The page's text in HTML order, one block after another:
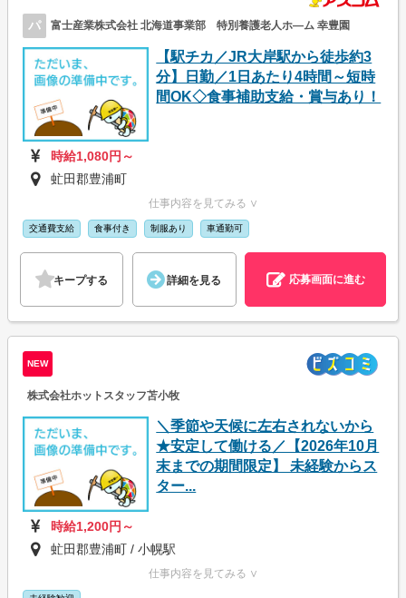
パ 富士産業株式会社 北海道事業部 特別養護老人ホ―ム 幸豊園
【駅チカ／JR大岸駅から徒歩約3
分】日勤／1日あたり4時間～短時
間OK◇食事補助支給・賞与あり！
時給1,080円～
虻田郡豊浦町
仕事内容を見てみる ∨
交通費支給 食事付き 制服あり 車通勤可
キープする 詳細を見る 応募画面に進む
NEW
株式会社ホットスタッフ苫小牧
＼季節や天候に左右されないから
★安定して働ける／【2026年10月
末までの期間限定】 未経験からス
ター...
時給1,200円～
虻田郡豊浦町 / 小幌駅
仕事内容を見てみる ∨